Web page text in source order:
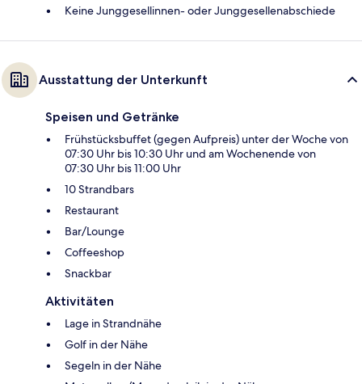
Keine Junggesellinnen- oder Junggesellenabschiede
Ausstattung der Unterkunft
Speisen und Getränke
Frühstücksbuffet (gegen Aufpreis) unter der Woche von
07:30 Uhr bis 10:30 Uhr und am Wochenende von
07:30 Uhr bis 11:00 Uhr
10 Strandbars
Restaurant
Bar/Lounge
Coffeeshop
Snackbar
Aktivitäten
Lage in Strandnähe
Golf in der Nähe
Segeln in der Nähe